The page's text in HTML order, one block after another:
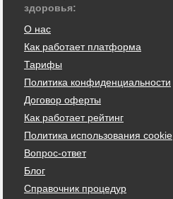
здоровья:
О нас
Как работает платформа
Тарифы
Политика конфиденциальности
Договор оферты
Как работает рейтинг
Политика использования cookie
Вопрос-ответ
Блог
Справочник процедур